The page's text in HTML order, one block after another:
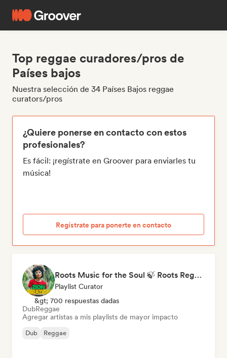
Top reggae curadores/pros de
Países bajos
Nuestra selección de 34 Países Bajos reggae
curators/pros
¿Quiere ponerse en contacto con estos
profesionales?
Es fácil: ¡regístrate en Groover para enviarles tu
música!
Regístrate para ponerte en contacto
Roots Music for the Soul 🍃 Roots Reggae, Dub & Dancehall
Playlist Curator
&gt; 700 respuestas dadas
DubReggae
Agregar artistas a mis playlists de mayor impacto
Dub Reggae